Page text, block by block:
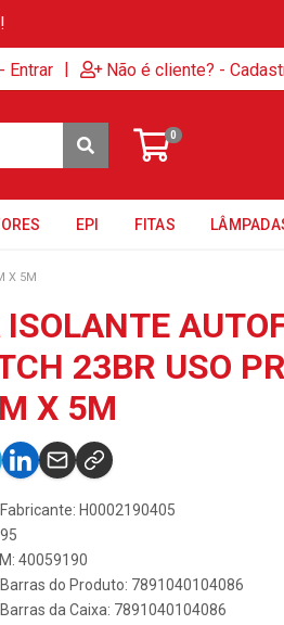
Entrar | Não é cliente? -
0
EPI FITAS
X 5M
ISOLANTE
23BR USO
X 5M
H0002190405
40059190
do Produto: 7891040104086
da Caixa: 7891040104086